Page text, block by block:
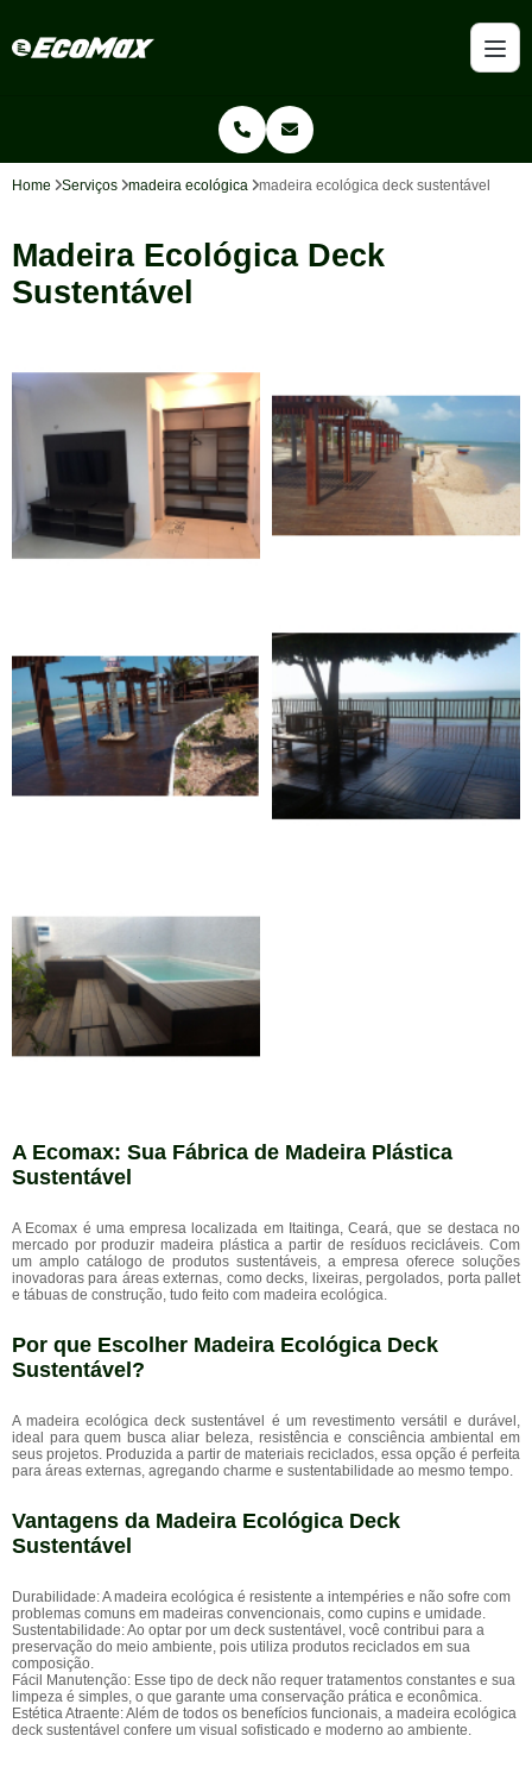
Home Serviços madeira ecológica madeira ecológica deck sustentável
Madeira Ecológica Deck
Sustentável
A Ecomax: Sua Fábrica de Madeira Plástica
Sustentável
A Ecomax é uma empresa localizada em Itaitinga, Ceará, que se destaca no
mercado por produzir madeira plástica a partir de resíduos recicláveis. Com
um amplo catálogo de produtos sustentáveis, a empresa oferece soluções
inovadoras para áreas externas, como decks, lixeiras, pergolados, porta pallet
e tábuas de construção, tudo feito com madeira ecológica.
Por que Escolher Madeira Ecológica Deck
Sustentável?
A madeira ecológica deck sustentável é um revestimento versátil e durável,
ideal para quem busca aliar beleza, resistência e consciência ambiental em
seus projetos. Produzida a partir de materiais reciclados, essa opção é perfeita
para áreas externas, agregando charme e sustentabilidade ao mesmo tempo.
Vantagens da Madeira Ecológica Deck
Sustentável
Durabilidade: A madeira ecológica é resistente a intempéries e não sofre com
problemas comuns em madeiras convencionais, como cupins e umidade.
Sustentabilidade: Ao optar por um deck sustentável, você contribui para a
preservação do meio ambiente, pois utiliza produtos reciclados em sua
composição.
Fácil Manutenção: Esse tipo de deck não requer tratamentos constantes e sua
limpeza é simples, o que garante uma conservação prática e econômica.
Estética Atraente: Além de todos os benefícios funcionais, a madeira ecológica
deck sustentável confere um visual sofisticado e moderno ao ambiente.